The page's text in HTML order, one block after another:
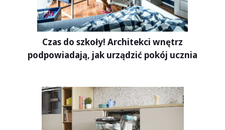
Czas do szkoły! Architekci wnętrz
podpowiadają, jak urządzić pokój ucznia